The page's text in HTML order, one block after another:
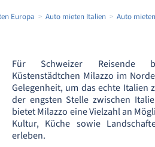
Europa Auto mieten Italien Auto
Für Schweizer Reisende
Küstenstädtchen Milazzo im
Gelegenheit, um das echte Italien
der engsten Stelle zwischen
bietet Milazzo eine Vielzahl an
Kultur, Küche sowie
erleben.